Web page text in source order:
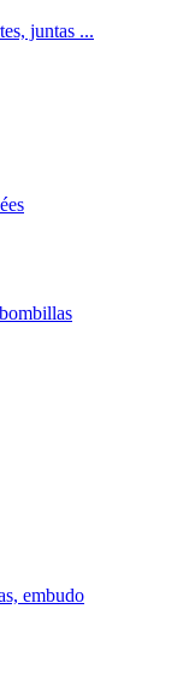
juntas ...
embudo